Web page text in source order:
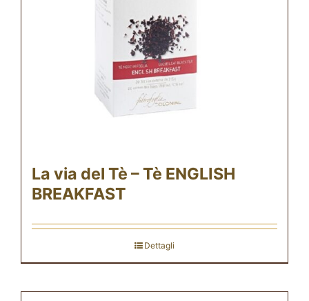
La via del Tè – Tè ENGLISH
BREAKFAST
Dettagli